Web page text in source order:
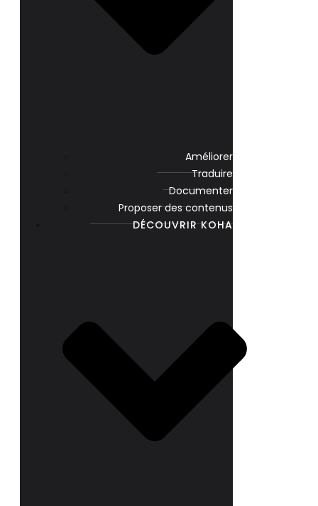
Améliorer
Traduire
Documenter
Proposer des contenus
DÉCOUVRIR KOHA